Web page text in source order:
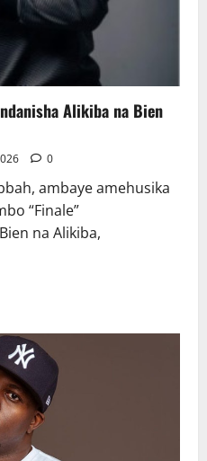
Alikiba na Bien
0
ambaye amehusika
“Finale”
na Alikiba,